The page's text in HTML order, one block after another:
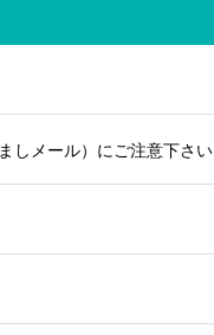
しメール）にご注意下さい